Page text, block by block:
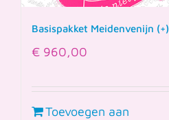
Basispakket Meidenvenijn (+)
€ 960,00
Toevoegen aan